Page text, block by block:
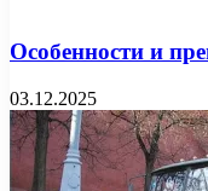
Особенности и
03.12.2025